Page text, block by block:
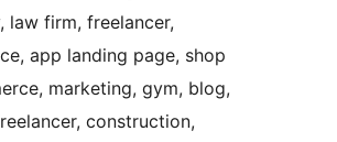
law firm, freelancer,
app landing page, shop
marketing, gym, blog,
construction,